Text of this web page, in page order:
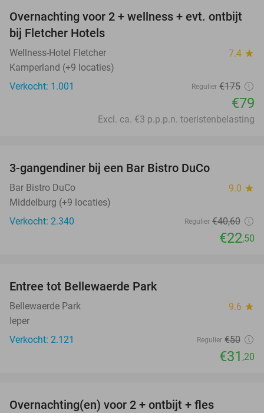
55%
Overnachting voor 2 + wellness + evt. ontbijt
bij Fletcher Hotels
Wellness-Hotel Fletcher 7.4 star
Kamperland (+9 locaties)
Verkocht: 1.001
Regulier €175
€79
Excl. ca. €3 p.p.p.n. toeristenbelasting
3-gangendiner bij een Bar Bistro DuCo
Bar Bistro DuCo 9.0 star
Middelburg (+9 locaties)
Verkocht: 2.340
Regulier €40,60
€22,50
Entree tot Bellewaerde Park
Bellewaerde Park 9.6 star
Ieper
Verkocht: 2.121
Regulier €50
€31 ,20
Overnachting(en) voor 2 + ontbijt + fles